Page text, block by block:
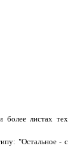
листах
типу: